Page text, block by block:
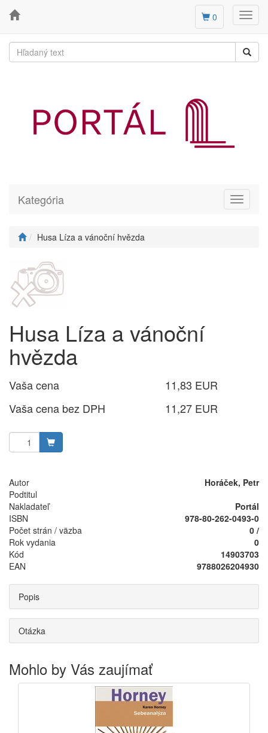
0
Toggle
Kategória
Husa Líza a vánoční hvězda
Husa Líza a vánoční
hvězda
Vaša cena
11,83 EUR
Vaša cena bez DPH
11,27 EUR
Autor
Horáček, Petr
Podtitul
Nakladateľ
Portál
ISBN
978-80-262-0493-0
Počet strán / väzba
0 /
Rok vydania
0
Kód
14903703
EAN
9788026204930
Popis
Otázka
Mohlo by Vás zaujímať